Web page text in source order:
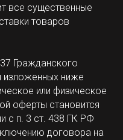
все существенные
товаров
Гражданского
изложенных ниже
или физическое
оферты становится
с п. 3 ст. 438 ГК РФ
договора на